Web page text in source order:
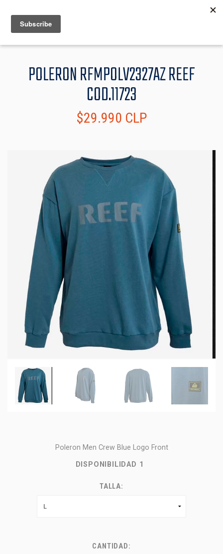
MENU
POLERON RFMPOLV2327AZ REEF
COD.11723
$29.990 CLP
Poleron Men Crew Blue Logo Front
DISPONIBILIDAD 1
TALLA:
CANTIDAD: